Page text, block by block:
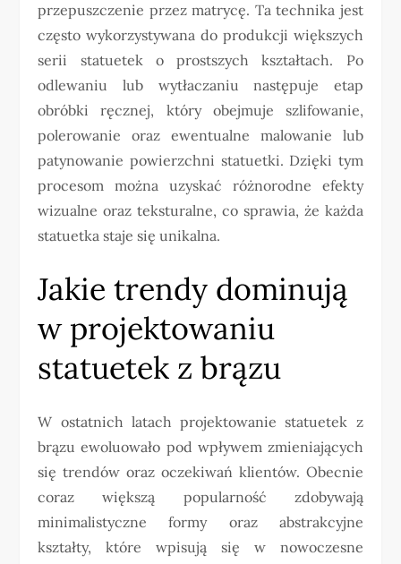
przepuszczenie przez matrycę. Ta technika jest
często wykorzystywana do produkcji większych
serii statuetek o prostszych kształtach. Po
odlewaniu lub wytłaczaniu następuje etap
obróbki ręcznej, który obejmuje szlifowanie,
polerowanie oraz ewentualne malowanie lub
patynowanie powierzchni statuetki. Dzięki tym
procesom można uzyskać różnorodne efekty
wizualne oraz teksturalne, co sprawia, że każda
statuetka staje się unikalna.
Jakie trendy dominują
w projektowaniu
statuetek z brązu
W ostatnich latach projektowanie statuetek z
brązu ewoluowało pod wpływem zmieniających
się trendów oraz oczekiwań klientów. Obecnie
coraz większą popularność zdobywają
minimalistyczne formy oraz abstrakcyjne
kształty, które wpisują się w nowoczesne